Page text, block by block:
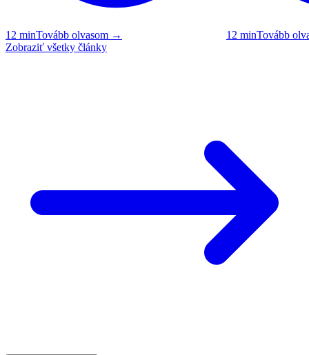
12 minTovább olvasom → 12 minTovább
Zobraziť všetky články